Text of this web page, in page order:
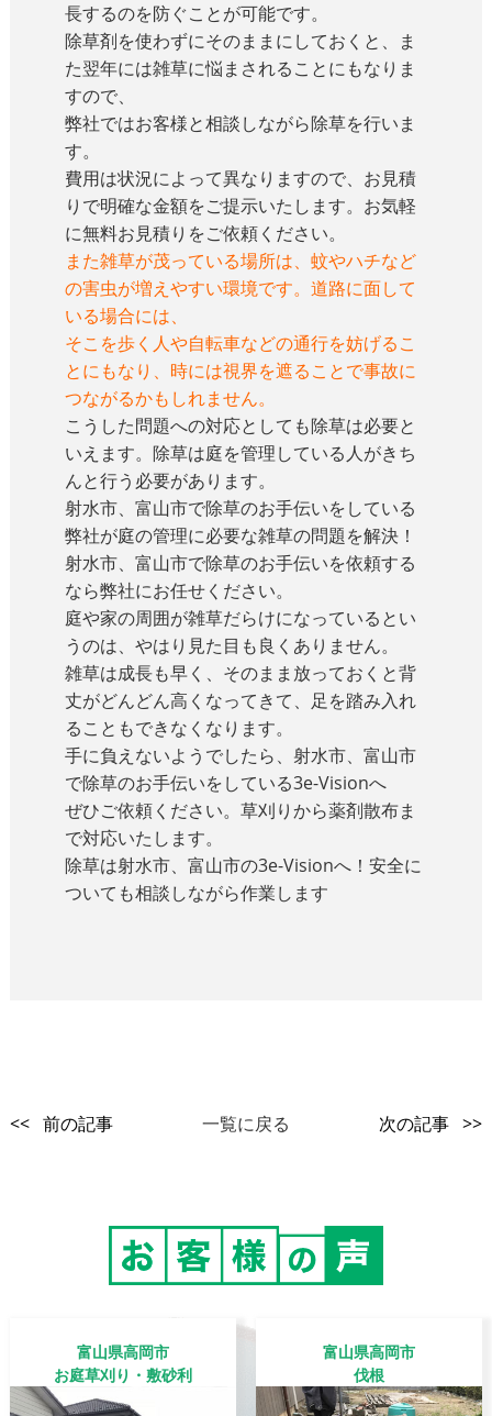
長するのを防ぐことが可能です。
除草剤を使わずにそのままにしておくと、ま
た翌年には雑草に悩まされることにもなりま
すので、
弊社ではお客様と相談しながら除草を行いま
す。
費用は状況によって異なりますので、お見積
りで明確な金額をご提示いたします。お気軽
に無料お見積りをご依頼ください。
また雑草が茂っている場所は、蚊やハチなど
の害虫が増えやすい環境です。道路に面して
いる場合には、
そこを歩く人や自転車などの通行を妨げるこ
とにもなり、時には視界を遮ることで事故に
つながるかもしれません。
こうした問題への対応としても除草は必要と
いえます。除草は庭を管理している人がきち
んと行う必要があります。
射水市、富山市で除草のお手伝いをしている
弊社が庭の管理に必要な雑草の問題を解決！
射水市、富山市で除草のお手伝いを依頼する
なら弊社にお任せください。
庭や家の周囲が雑草だらけになっているとい
うのは、やはり見た目も良くありません。
雑草は成長も早く、そのまま放っておくと背
丈がどんどん高くなってきて、足を踏み入れ
ることもできなくなります。
手に負えないようでしたら、射水市、富山市
で除草のお手伝いをしている3e-Visionへ
ぜひご依頼ください。草刈りから薬剤散布ま
で対応いたします。
除草は射水市、富山市の3e-Visionへ！安全に
ついても相談しながら作業します
<< 前の記事 一覧に戻る 次の記事 >>
富山県高岡市
お庭草刈り・敷砂利
富山県高岡市
伐根